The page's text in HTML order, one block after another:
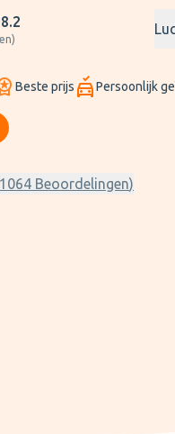
8.2
)
Beste prijs Persoonlijk
1064 Beoordelingen)